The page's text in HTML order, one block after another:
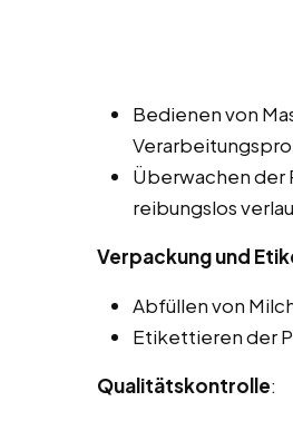
Bedienen von
Überwachen der
reibungslos
Verpackung und
Abfüllen von
Etikettieren der
Qualitätskontrolle: